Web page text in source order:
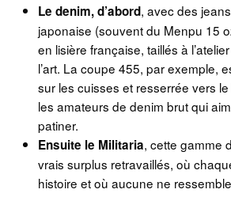
Le denim, d’abord, avec des
japonaise (souvent du Menpu 15
en lisière française, taillés à
l’art. La coupe 455, par exemple,
sur les cuisses et resserrée vers
les amateurs de denim brut qui
patiner.
Ensuite le Militaria, cette gamme
vrais surplus retravaillés, où
histoire et où aucune ne